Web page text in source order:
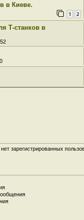
в Киеве.
1 2
Т-станков в
зарегистрированных